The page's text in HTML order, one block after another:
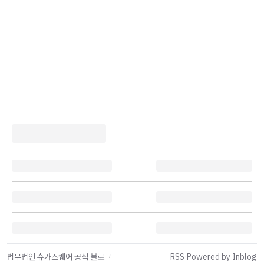
법무법인 슈가스퀘어 공식 블로그 RSS·Powered by Inblog